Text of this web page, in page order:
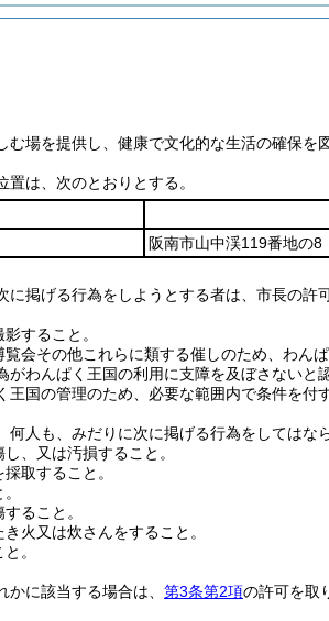
む場を提供し、健康で文化的な生活の確保を
は、次のとおりとする。
阪南市山中渓119番地の8
に掲げる行為をしようとする者は、市長の許
すること。
会その他これらに類する催しのため、わん
がわんぱく王国の利用に支障を及ぼさないと
王国の管理のため、必要な範囲内で条件を付
何人も、みだりに次に掲げる行為をしてはなら
、又は汚損すること。
取すること。
ること。
火又は炊さんをすること。
。
かに該当する場合は、 第3条第2項の許可を取